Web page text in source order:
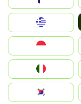
Magyarország
South Korea